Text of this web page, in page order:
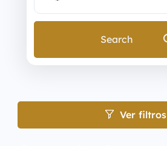
Search
Ver filtros